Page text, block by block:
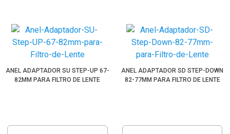
ANEL ADAPTADOR SU STEP-UP 67-
82MM PARA FILTRO DE LENTE
ANEL ADAPTADOR SD STEP-DOWN
82-77MM PARA FILTRO DE LENTE